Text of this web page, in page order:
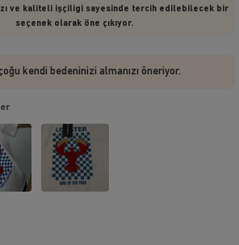
ve kaliteli işçiligi sayesinde tercih edilebilecek bir
seçenek olarak öne çıkıyor.
çoğu kendi bedeninizi almanızı öneriyor.